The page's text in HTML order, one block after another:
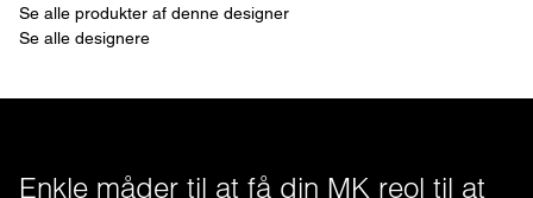
Se alle produkter af denne designer
Se alle designere
Enkle måder til at få din MK reol til at